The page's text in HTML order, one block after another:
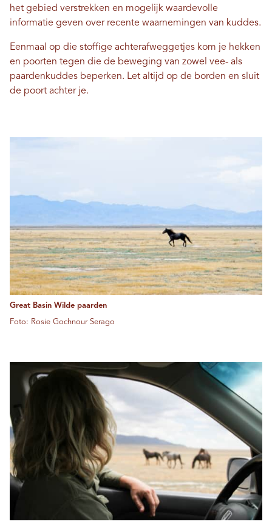
het gebied verstrekken en mogelijk waardevolle
informatie geven over recente waarnemingen van kuddes.
Eenmaal op die stoffige achterafweggetjes kom je hekken
en poorten tegen die de beweging van zowel vee- als
paardenkuddes beperken. Let altijd op de borden en sluit
de poort achter je.
Great Basin Wilde paarden
Foto: Rosie Gochnour Serago